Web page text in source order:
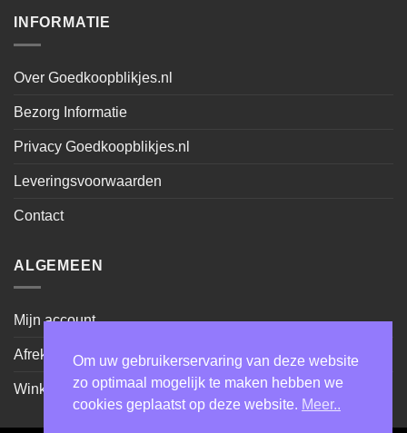
INFORMATIE
Over Goedkoopblikjes.nl
Bezorg Informatie
Privacy Goedkoopblikjes.nl
Leveringsvoorwaarden
Contact
ALGEMEEN
Mijn account
Afrekenen
Winkel
Om uw gebruikerservaring van deze website
zo optimaal mogelijk te maken hebben we
cookies geplaatst op deze website. Meer..